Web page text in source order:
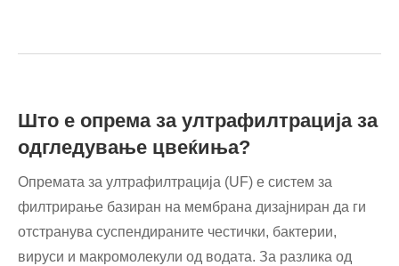
Што е опрема за ултрафилтрација за
одгледување цвеќиња?
Опремата за ултрафилтрација (UF) е систем за
филтрирање базиран на мембрана дизајниран да ги
отстранува суспендираните честички, бактерии,
вируси и макромолекули од водата. За разлика од